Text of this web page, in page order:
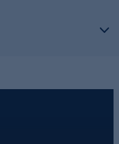
So sorgt es für
Hautgefühl.
der Haut zu